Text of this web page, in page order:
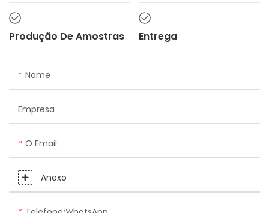
Produção De Amostras Entrega
Nome
Empresa
O Email
Anexo